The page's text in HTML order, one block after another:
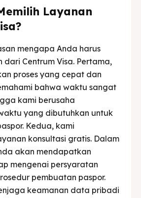
Layanan
mengapa Anda harus
dari Centrum Visa. Pertama,
proses yang cepat dan
bahwa waktu sangat
kami berusaha
yang dibutuhkan untuk
Kedua, kami
konsultasi gratis. Dalam
akan mendapatkan
mengenai persyaratan
pembuatan paspor.
keamanan data pribadi